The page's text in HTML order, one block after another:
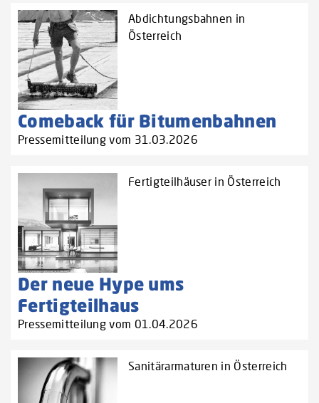
Abdichtungsbahnen in
Österreich
Comeback für Bitumenbahnen
Pressemitteilung vom 31.03.2026
Fertigteilhäuser in Österreich
Der neue Hype ums
Fertigteilhaus
Pressemitteilung vom 01.04.2026
Sanitärarmaturen in Österreich